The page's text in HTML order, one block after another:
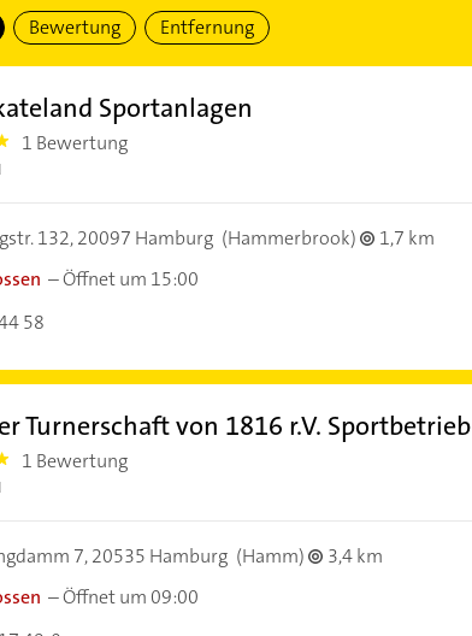
Bewertung Entfernung
Sportanlagen
1 Bewertung
132,20097 Hamburg (Hammerbrook)
1,7 km
–Öffnet um 15:00
58
Turnerschaft von 1816 r.V. Sportbetrieb
1 Bewertung
7,20535 Hamburg (Hamm)
3,4 km
–Öffnet um 09:00